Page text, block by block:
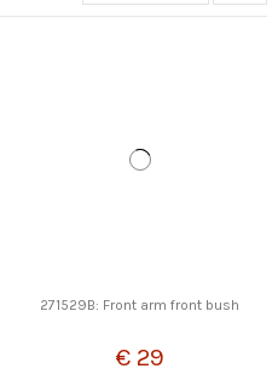
271529B: Front arm front bush
€ 29